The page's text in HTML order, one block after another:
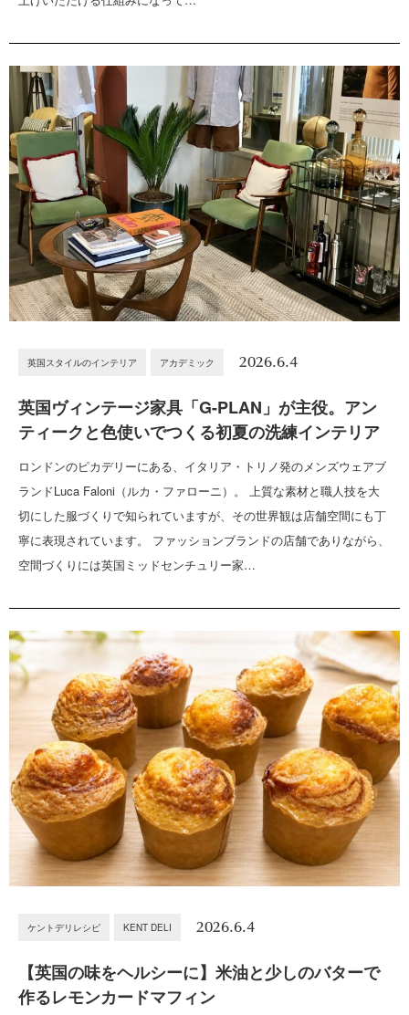
英国スタイルのインテリア アカデミック 2026.6.4
英国ヴィンテージ家具「G-PLAN」が主役。アン
ティークと色使いでつくる初夏の洗練インテリア
ロンドンのピカデリーにある、イタリア・トリノ発のメンズウェアブ
ランドLuca Faloni（ルカ・ファローニ）。 上質な素材と職人技を大
切にした服づくりで知られていますが、その世界観は店舗空間にも丁
寧に表現されています。 ファッションブランドの店舗でありながら、
空間づくりには英国ミッドセンチュリー家…
ケントデリレシピ KENT DELI 2026.6.4
【英国の味をヘルシーに】米油と少しのバターで
作るレモンカードマフィン